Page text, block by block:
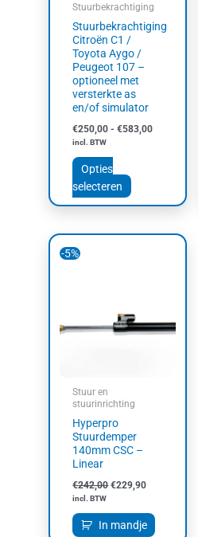
Stuurbekrachtiging
Stuurbekrachtiging
Citroën C1 /
Toyota Aygo /
Peugeot 107 –
optioneel met
versterkte as
en/of simulator
€250,00 - €583,00
incl. BTW
Opties
selecteren
gekozen
worden
op
de
productpagina
-5%
Stuur en
stuurinrichting
Hyperpro
Stuurdemper
140mm CSC –
Linear
€242,00 €229,90
incl. BTW
In mandje